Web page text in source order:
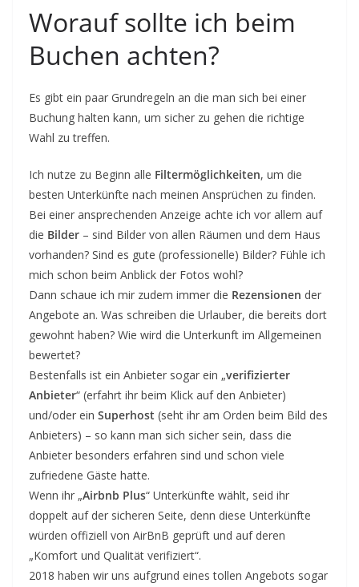
Worauf sollte ich beim
Buchen achten?
Es gibt ein paar Grundregeln an die man sich bei einer
Buchung halten kann, um sicher zu gehen die richtige
Wahl zu treffen.
Ich nutze zu Beginn alle Filtermöglichkeiten, um die
besten Unterkünfte nach meinen Ansprüchen zu finden.
Bei einer ansprechenden Anzeige achte ich vor allem auf
die Bilder – sind Bilder von allen Räumen und dem Haus
vorhanden? Sind es gute (professionelle) Bilder? Fühle ich
mich schon beim Anblick der Fotos wohl?
Dann schaue ich mir zudem immer die Rezensionen der
Angebote an. Was schreiben die Urlauber, die bereits dort
gewohnt haben? Wie wird die Unterkunft im Allgemeinen
bewertet?
Bestenfalls ist ein Anbieter sogar ein „verifizierter
Anbieter“ (erfahrt ihr beim Klick auf den Anbieter)
und/oder ein Superhost (seht ihr am Orden beim Bild des
Anbieters) – so kann man sich sicher sein, dass die
Anbieter besonders erfahren sind und schon viele
zufriedene Gäste hatte.
Wenn ihr „Airbnb Plus“ Unterkünfte wählt, seid ihr
doppelt auf der sicheren Seite, denn diese Unterkünfte
würden offiziell von AirBnB geprüft und auf deren
„Komfort und Qualität verifiziert“.
2018 haben wir uns aufgrund eines tollen Angebots sogar